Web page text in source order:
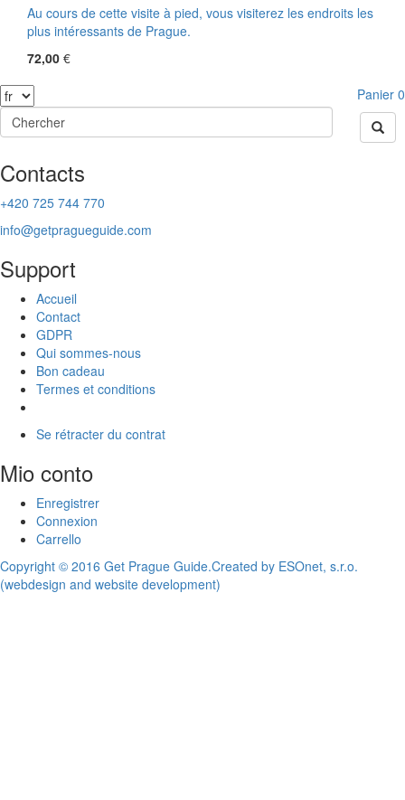
Au cours de cette visite à pied, vous visiterez les endroits les
plus intéressants de Prague.
72,00 €
Panier 0
Contacts
+420 725 744 770
info@getpragueguide.com
Support
Accueil
Contact
GDPR
Qui sommes-nous
Bon cadeau
Termes et conditions
Se rétracter du contrat
Mio conto
Enregistrer
Connexion
Carrello
Copyright © 2016 Get Prague Guide.Created by ESOnet, s.r.o.
(webdesign and website development)